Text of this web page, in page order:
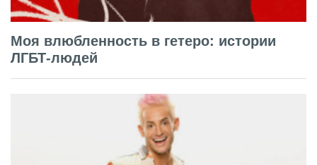
Моя влюбленность в гетеро: истории
ЛГБТ-людей